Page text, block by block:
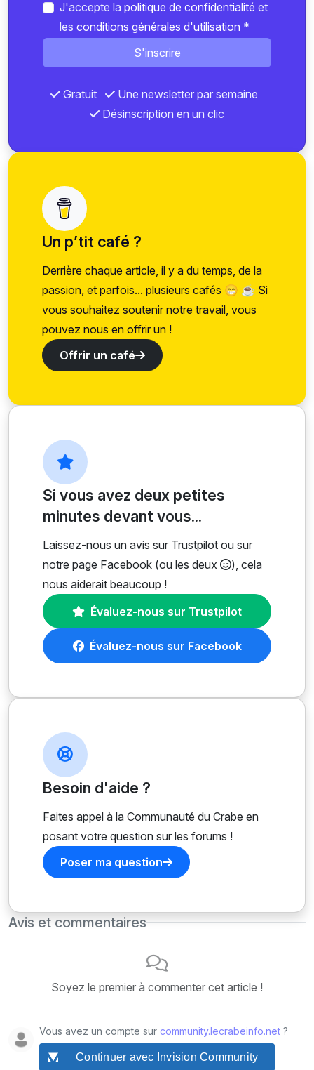
J'accepte la politique de confidentialité et
les conditions générales d'utilisation *
S'inscrire
Gratuit
Une newsletter par semaine
Désinscription en un clic
Un p’tit café ?
Derrière chaque article, il y a du temps, de la
passion, et parfois... plusieurs cafés 😁 ☕ Si
vous souhaitez soutenir notre travail, vous
pouvez nous en offrir un !
Offrir un café
Si vous avez deux petites
minutes devant vous...
Laissez-nous un avis sur Trustpilot ou sur
notre page Facebook (ou les deux
), cela
nous aiderait beaucoup !
Évaluez-nous sur Trustpilot
Évaluez-nous sur Facebook
Besoin d'aide ?
Faites appel à la Communauté du Crabe en
posant votre question sur les forums !
Poser ma question
Avis et commentaires
Soyez le premier à commenter cet article !
Vous avez un compte sur community.lecrabeinfo.net ?
Continuer avec Invision Community